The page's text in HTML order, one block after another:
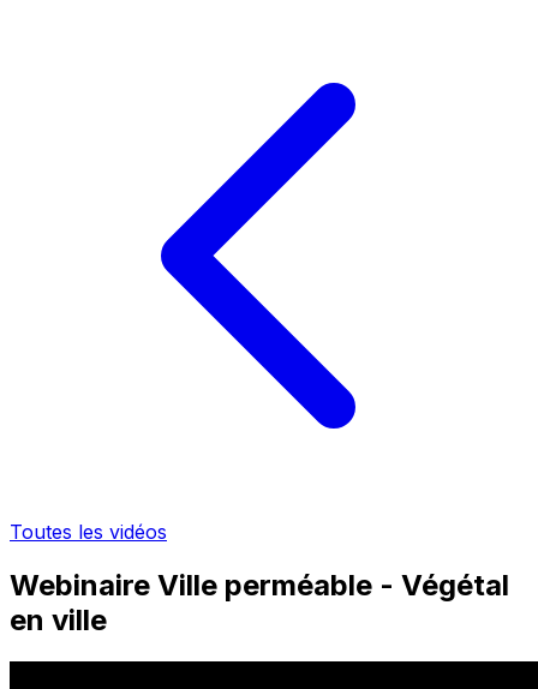
Toutes les vidéos
Webinaire Ville perméable - Végétal
en ville